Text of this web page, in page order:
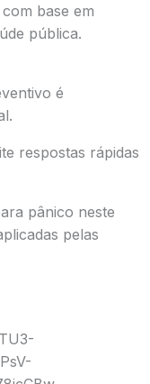
base em
pública.
é
respostas rápidas
pânico neste
pelas